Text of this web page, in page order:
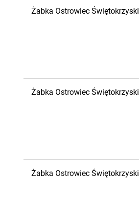
Żabka Ostrowiec Świętokrzyski
Żabka Ostrowiec Świętokrzyski
Żabka Ostrowiec Świętokrzyski